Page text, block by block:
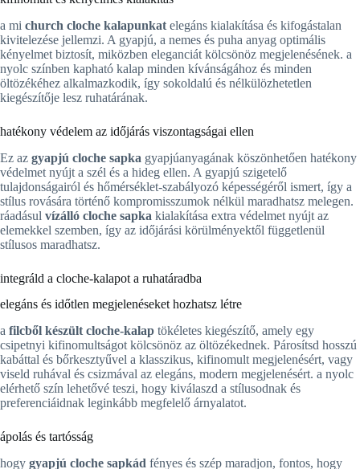
a mi church cloche kalapunkat elegáns kialakítása és kifogástalan
kivitelezése jellemzi. A gyapjú, a nemes és puha anyag optimális
kényelmet biztosít, miközben eleganciát kölcsönöz megjelenésének. a
nyolc színben kapható kalap minden kívánságához és minden
öltözékéhez alkalmazkodik, így sokoldalú és nélkülözhetetlen
kiegészítője lesz ruhatárának.
hatékony védelem az időjárás viszontagságai ellen
Ez az gyapjú cloche sapka gyapjúanyagának köszönhetően hatékony
védelmet nyújt a szél és a hideg ellen. A gyapjú szigetelő
tulajdonságairól és hőmérséklet-szabályozó képességéről ismert, így a
stílus rovására történő kompromisszumok nélkül maradhatsz melegen.
ráadásul vízálló cloche sapka kialakítása extra védelmet nyújt az
elemekkel szemben, így az időjárási körülményektől függetlenül
stílusos maradhatsz.
integráld a cloche-kalapot a ruhatáradba
elegáns és időtlen megjelenéseket hozhatsz létre
a filcből készült cloche-kalap tökéletes kiegészítő, amely egy
csipetnyi kifinomultságot kölcsönöz az öltözékednek. Párosítsd hosszú
kabáttal és bőrkesztyűvel a klasszikus, kifinomult megjelenésért, vagy
viseld ruhával és csizmával az elegáns, modern megjelenésért. a nyolc
elérhető szín lehetővé teszi, hogy kiválaszd a stílusodnak és
preferenciáidnak leginkább megfelelő árnyalatot.
ápolás és tartósság
hogy gyapjú cloche sapkád fényes és szép maradjon, fontos, hogy